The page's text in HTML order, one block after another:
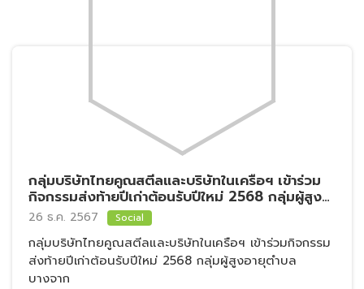
กลุ่มบริษัทไทยคูณสตีลและบริษัทในเครือฯ เข้าร่วม
กิจกรรมส่งท้ายปีเก่าต้อนรับปีใหม่ 2568 กลุ่มผู้สูง
อายุตำบลบางจาก
26 ธ.ค. 2567 Social
กลุ่มบริษัทไทยคูณสตีลและบริษัทในเครือฯ เข้าร่วมกิจกรรม
ส่งท้ายปีเก่าต้อนรับปีใหม่ 2568 กลุ่มผู้สูงอายุตำบล
บางจาก